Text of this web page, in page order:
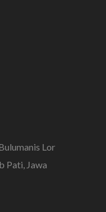
Lor
Pati, Jawa